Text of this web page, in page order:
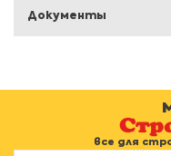
Документы
все для